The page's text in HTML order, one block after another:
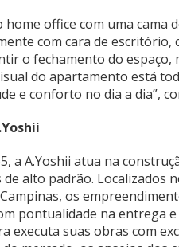
home office com uma cama
com cara de
o fechamento do espaço,
do apartamento está
e conforto no dia a dia”,
a A.Yoshii atua na
de alto padrão. Localizados
os
pontualidade na entrega
executa suas obras com